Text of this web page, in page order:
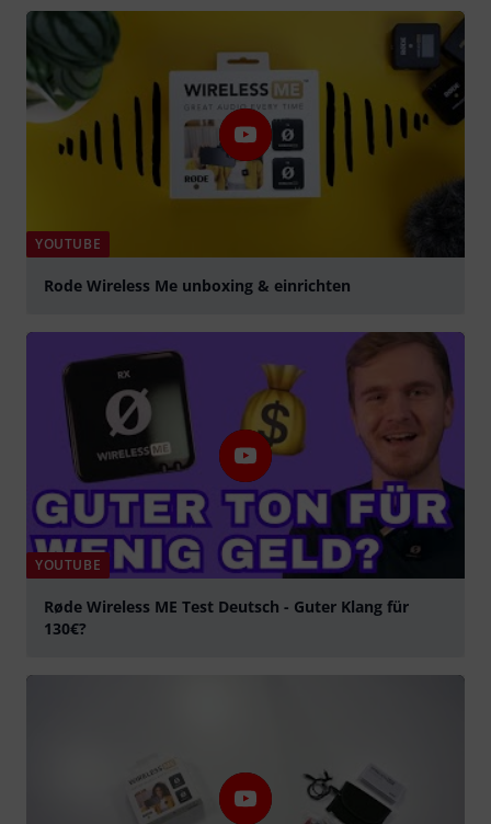
YOUTUBE
Rode Wireless Me unboxing & einrichten
YOUTUBE
Røde Wireless ME Test Deutsch - Guter Klang für
130€?